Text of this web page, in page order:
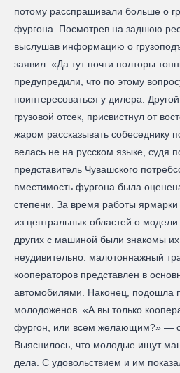
потому расспрашивали больше о
фургона. Посмотрев на заднюю
выслушав информацию о
заявил: «Да тут почти полторы
предупредили, что по этому
поинтересоваться у дилера.
грузовой отсек, присвистнул от
жаром рассказывать собеседнику
велась не на русском языке, судя
представитель Чувашского
вместимость фургона была
степени. За время работы
из центральных областей о
других с машиной были знакомы
неудивительно: малотоннажный
кооператоров представлен в
автомобилями. Наконец, подошла
молодоженов. «А вы только
фургон, или всем желающим?» —
Выяснилось, что молодые ищут
дела. С удовольствием и им